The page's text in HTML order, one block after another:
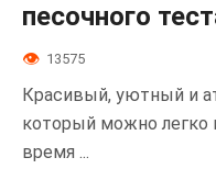
песочного
13575
Красивый, уютный и
который можно легко
время ...